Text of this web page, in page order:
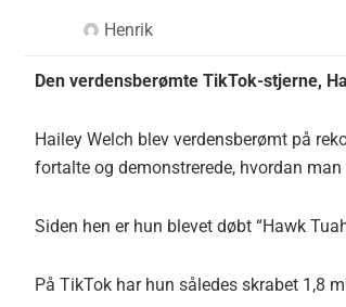
Henrik
Den verdensberømte TikTok-stjerne,
Hailey Welch blev verdensberømt på
fortalte og demonstrerede, hvordan
Siden hen er hun blevet døbt “Hawk
På TikTok har hun således skrabet 1,8